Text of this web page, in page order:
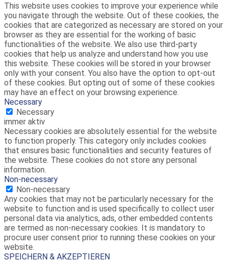
This website uses cookies to improve your experience while
you navigate through the website. Out of these cookies, the
cookies that are categorized as necessary are stored on your
browser as they are essential for the working of basic
functionalities of the website. We also use third-party
cookies that help us analyze and understand how you use
this website. These cookies will be stored in your browser
only with your consent. You also have the option to opt-out
of these cookies. But opting out of some of these cookies
may have an effect on your browsing experience.
Necessary
Necessary
immer aktiv
Necessary cookies are absolutely essential for the website
to function properly. This category only includes cookies
that ensures basic functionalities and security features of
the website. These cookies do not store any personal
information.
Non-necessary
Non-necessary
Any cookies that may not be particularly necessary for the
website to function and is used specifically to collect user
personal data via analytics, ads, other embedded contents
are termed as non-necessary cookies. It is mandatory to
procure user consent prior to running these cookies on your
website.
SPEICHERN & AKZEPTIEREN